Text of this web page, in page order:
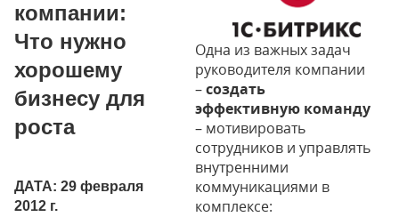
компании:
Что нужно
хорошему
бизнесу для
роста
ДАТА: 29 февраля
2012 г.
Одна из важных задач
руководителя компании
–создать
эффективную команду
– мотивировать
сотрудников и управлять
внутренними
коммуникациями в
комплексе: